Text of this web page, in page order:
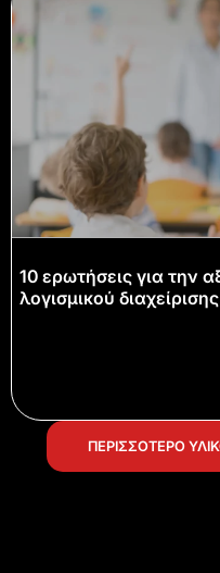
10 ερωτήσεις για την
λογισμικού
ΠΕΡΙΣΣΟΤΕΡΟ